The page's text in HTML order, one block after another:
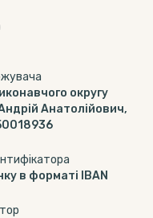
округу
Анатолійович,
в форматі IBAN